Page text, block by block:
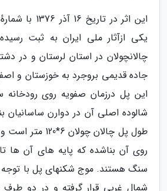
یکی ازآثار ملی ایران به ثبت
چالانچولان در استان لرستان و در
جاده قدیمی بروجرد به خوزستان و
این پل درزمان صفویه روی
شالوده اصلی آن در دوارن ساسانیان
روی آن بناشده که پایه های آن ها
سنگ هستند. موج شکنهای پل با
شمال غربی قرار گرفته و در دو طرف